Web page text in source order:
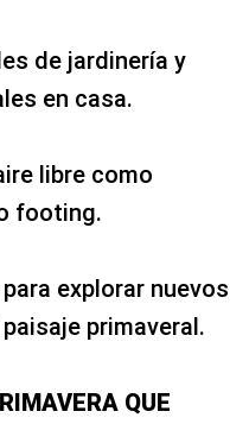
de jardinería y
en casa.
libre como
footing.
explorar nuevos
primaveral.
QUE